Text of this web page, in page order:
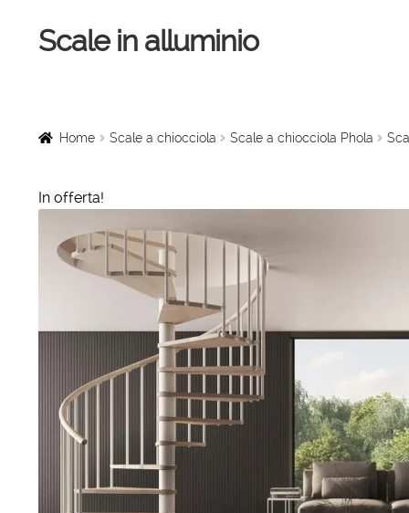
Vai
alla
Vai
al
Scale in alluminio
Scale a chiocciola
Linee vita
Scale in legno
Rampe di carico
Sollevatori
Ponteggi
Scale in alluminio
Home Scale a chiocciola Scale a chiocciola Phola
In offerta!